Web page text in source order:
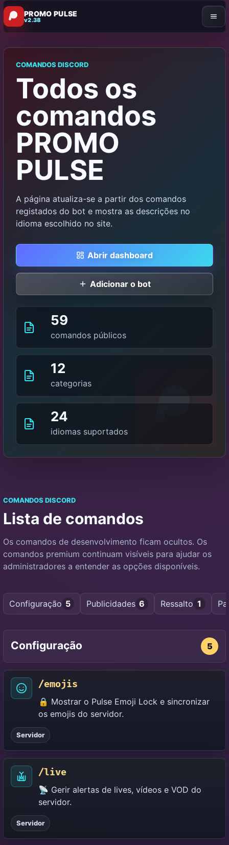
PROMO PULSE
v2.38
COMANDOS DISCORD
Todos os
comandos
PROMO
PULSE
A página atualiza-se a partir dos comandos
registados do bot e mostra as descrições no
idioma escolhido no site.
Abrir dashboard
Adicionar o bot
59
comandos públicos
12
categorias
24
idiomas suportados
COMANDOS DISCORD
Lista de comandos
Os comandos de desenvolvimento ficam ocultos. Os
comandos premium continuam visíveis para ajudar os
administradores a entender as opções disponíveis.
Configuração 5 Publicidades 6 Ressalto 1
Configuração 5
/emojis
🔒 Mostrar o Pulse Emoji Lock e sincronizar
os emojis do servidor.
Servidor
/live
📡 Gerir alertas de lives, vídeos e VOD do
servidor.
Servidor